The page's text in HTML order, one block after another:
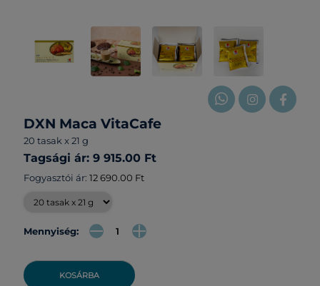
DXN Maca VitaCafe
20 tasak x 21 g
Tagsági ár: 9 915.00 Ft
Fogyasztói ár: 12 690.00 Ft
Mennyiség:
KOSÁRBA